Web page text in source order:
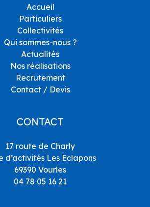
Accueil
Particuliers
Collectivités
Qui sommes-nous ?
Actualités
Nos réalisations
Recrutement
Contact / Devis
CONTACT
17 route de Charly
d’activités Les Eclapons
69390 Vourles
04 78 05 16 21